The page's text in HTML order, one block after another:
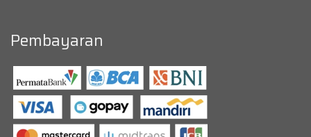
Pembayaran